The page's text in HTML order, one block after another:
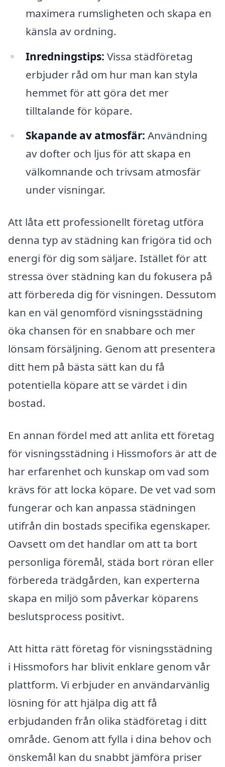
maximera rumsligheten och skapa en
känsla av ordning.
Inredningstips: Vissa städföretag
erbjuder råd om hur man kan styla
hemmet för att göra det mer
tilltalande för köpare.
Skapande av atmosfär: Användning
av dofter och ljus för att skapa en
välkomnande och trivsam atmosfär
under visningar.
Att låta ett professionellt företag utföra
denna typ av städning kan frigöra tid och
energi för dig som säljare. Istället för att
stressa över städning kan du fokusera på
att förbereda dig för visningen. Dessutom
kan en väl genomförd visningsstädning
öka chansen för en snabbare och mer
lönsam försäljning. Genom att presentera
ditt hem på bästa sätt kan du få
potentiella köpare att se värdet i din
bostad.
En annan fördel med att anlita ett företag
för visningsstädning i Hissmofors är att de
har erfarenhet och kunskap om vad som
krävs för att locka köpare. De vet vad som
fungerar och kan anpassa städningen
utifrån din bostads specifika egenskaper.
Oavsett om det handlar om att ta bort
personliga föremål, städa bort röran eller
förbereda trädgården, kan experterna
skapa en miljö som påverkar köparens
beslutsprocess positivt.
Att hitta rätt företag för visningsstädning
i Hissmofors har blivit enklare genom vår
plattform. Vi erbjuder en användarvänlig
lösning för att hjälpa dig att få
erbjudanden från olika städföretag i ditt
område. Genom att fylla i dina behov och
önskemål kan du snabbt jämföra priser